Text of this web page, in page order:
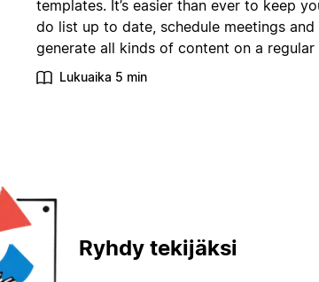
templates. It’s easier than ever to keep
do list up to date, schedule meetings and
generate all kinds of content on a regular
Lukuaika 5 min
Ryhdy tekijäksi